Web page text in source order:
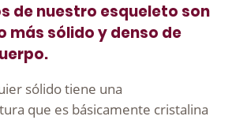
de nuestro esqueleto son
más sólido y denso de
sólido tiene una
que es básicamente cristalina